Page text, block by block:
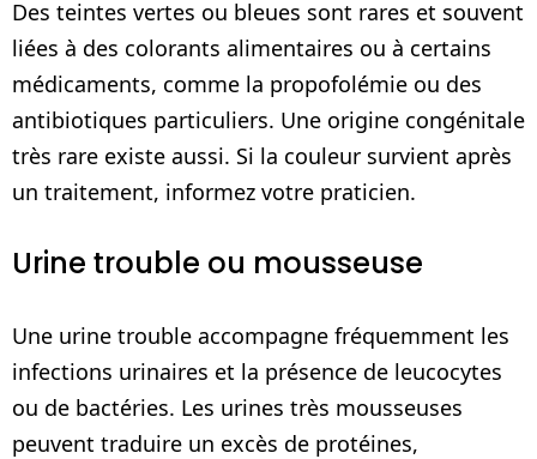
Des teintes vertes ou bleues sont rares et souvent
liées à des colorants alimentaires ou à certains
médicaments, comme la propofolémie ou des
antibiotiques particuliers. Une origine congénitale
très rare existe aussi. Si la couleur survient après
un traitement, informez votre praticien.
Urine trouble ou mousseuse
Une urine trouble accompagne fréquemment les
infections urinaires et la présence de leucocytes
ou de bactéries. Les urines très mousseuses
peuvent traduire un excès de protéines,